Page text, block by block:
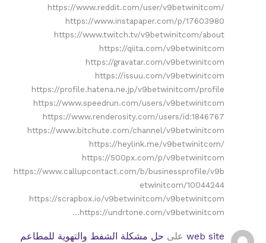
https://www.reddit.com/user/v9betwinitcom/
https://www.instapaper.com/p/17603980
https://www.twitch.tv/v9betwinitcom/about
https://qiita.com/v9betwinitcom
https://gravatar.com/v9betwinitcom
https://issuu.com/v9betwinitcom
https://profile.hatena.ne.jp/v9betwinitcom/profile
https://www.speedrun.com/users/v9betwinitcom
https://www.renderosity.com/users/id:1846767
https://www.bitchute.com/channel/v9betwinitcom
https://heylink.me/v9betwinitcom/
https://500px.com/p/v9betwinitcom
https://www.callupcontact.com/b/businessprofile/v9b
etwinitcom/10044244
https://scrapbox.io/v9betwinitcom/v9betwinitcom
https://undrtone.com/v9betwinitcom…
web site على حل مشكلة الشفط والتهوية للمطاعم